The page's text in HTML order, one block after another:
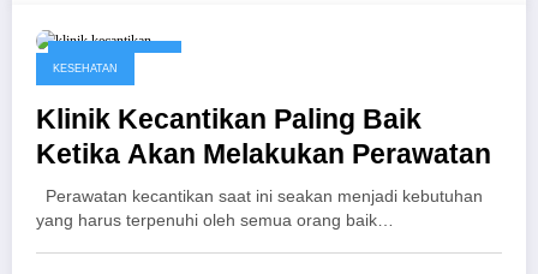
KESEHATAN
Klinik Kecantikan Paling Baik
Ketika Akan Melakukan Perawatan
Perawatan kecantikan saat ini seakan menjadi kebutuhan
yang harus terpenuhi oleh semua orang baik…